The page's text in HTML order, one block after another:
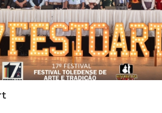
INFORMATIVOS
EDITAL 3/2026 –
INSCRIÇÕES 1ª ETAPA
CLASSIFICATÓRIA DO 35°
FEPART